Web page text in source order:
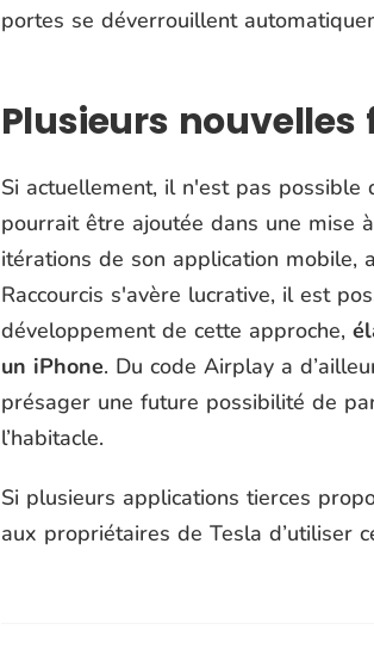
portes se déverrouillent
Plusieurs
Si actuellement, il n'est pas possible
pourrait être ajoutée dans une mise
itérations de son application mobile,
Raccourcis s'avère lucrative, il est
développement de cette approche,
un iPhone. Du code Airplay a
présager une future possibilité de
l’habitacle.
Si plusieurs applications tierces
aux propriétaires de Tesla d’utiliser